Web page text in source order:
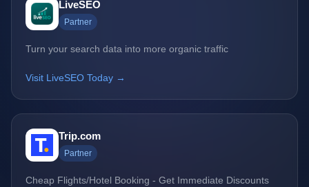
LiveSEO
Partner
Turn your search data into more organic traffic
Visit LiveSEO Today →
Trip.com
Partner
Cheap Flights/Hotel Booking - Get Immediate Discounts